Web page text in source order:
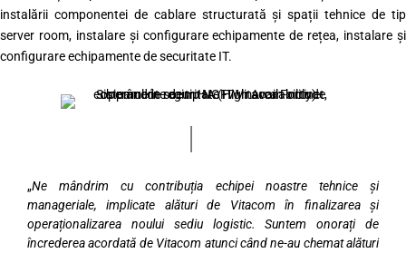
instalării componentei de cablare structurată și spații tehnice de tip
server room, instalare și configurare echipamente de rețea, instalare și
configurare echipamente de securitate IT.
„Ne mândrim cu contribuția echipei noastre tehnice și
manageriale, implicate alături de Vitacom în finalizarea și
operaționalizarea noului sediu logistic. Suntem onorați de
încrederea acordată de Vitacom atunci când ne-au chemat alături